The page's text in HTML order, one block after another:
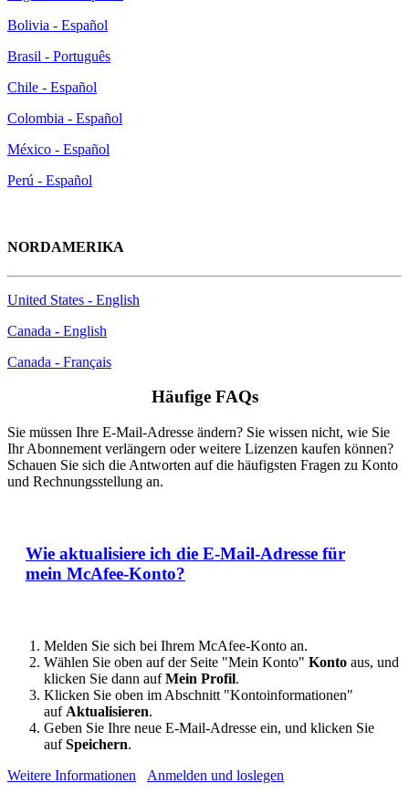
Bolivia - Español
Brasil - Português
Chile - Español
Colombia - Español
México - Español
Perú - Español
NORDAMERIKA
United States - English
Canada - English
Canada - Français
Häufige FAQs
Sie müssen Ihre E-Mail-Adresse ändern? Sie wissen nicht, wie Sie
Ihr Abonnement verlängern oder weitere Lizenzen kaufen können?
Schauen Sie sich die Antworten auf die häufigsten Fragen zu Konto
und Rechnungsstellung an.
Wie aktualisiere ich die E-Mail-Adresse für
mein McAfee-Konto?
Melden Sie sich bei Ihrem McAfee-Konto an.
Wählen Sie oben auf der Seite "Mein Konto" Konto aus, und
klicken Sie dann aufMein Profil.
Klicken Sie oben im Abschnitt "Kontoinformationen"
auf Aktualisieren.
Geben Sie Ihre neue E-Mail-Adresse ein, und klicken Sie
aufSpeichern.
Weitere Informationen
Anmelden und loslegen